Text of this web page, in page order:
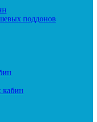
поддонов
кабин